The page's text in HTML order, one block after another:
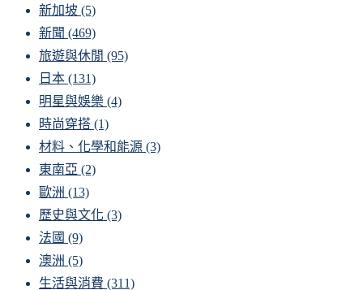
新加坡 (5)
新聞 (469)
旅遊與休閒 (95)
日本 (131)
明星與娛樂 (4)
時尚穿搭 (1)
材料、化學和能源 (3)
東南亞 (2)
歐洲 (13)
歷史與文化 (3)
法國 (9)
澳洲 (5)
生活與消費 (311)